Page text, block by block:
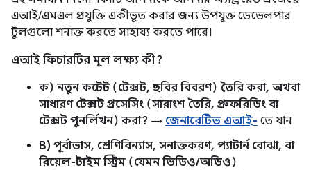
এআই/এমএল প্রযুক্তি একীভূত করার জন্য উপযুক্ত ডেভেলপার
টুলগুলো শনাক্ত করতে সাহায্য করতে পারে।
এআই ফিচারটির মূল লক্ষ্য কী?
ক) নতুন কন্টেন্ট (টেক্সট, ছবির বিবরণ) তৈরি করা, অথবা
সাধারণ টেক্সট প্রসেসিং (সারাংশ তৈরি, প্রুফরিডিং বা
টেক্সট পুনর্লিখন) করা? → জেনারেটিভ এআই- তে যান
B) পূর্বাভাস, শ্রেণিবিন্যাস, সনাক্তকরণ, প্যাটার্ন বোঝা, বা
রিয়েল-টাইম স্ট্রিম (যেমন ভিডিও/অডিও)